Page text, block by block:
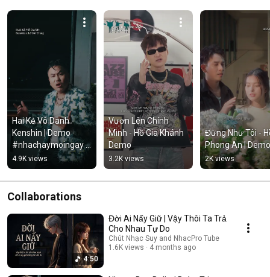
Hai Kẻ Vô Danh -
Kenshin | Demo
#nhachaymoingay
#tamtrang
4.9K views
Vươn Lên Chính
Mình - Hồ Gia Khánh
Demo
3.2K views
Đừng Như Tôi -
Phong An | Demo
2K views
Collaborations
4:50
Đời Ai Nấy Giữ | Vậy Thôi Ta Trả
Cho Nhau Tự Do
Chút Nhạc Suy and NhacPro Tube
1.6K views
4 months ago